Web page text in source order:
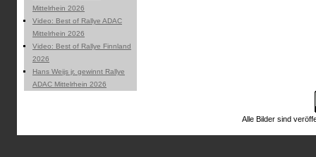
Mittelrhein 2026
Video: Best of Rallye ADAC
Mittelrhein 2026
Video: Best of Rallye Finnland
2026
Hans Weijs jr. gewinnt Rallye
ADAC Mittelrhein 2026
Alle Bilder sind